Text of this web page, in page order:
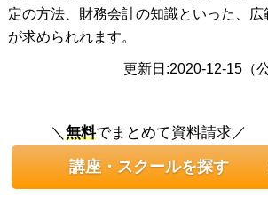
定の方法、財務会計の知識といった、
が求められれます。
更新日:2020-12-15（
＼無料でまとめて資料請求／
講座・スクールを探す